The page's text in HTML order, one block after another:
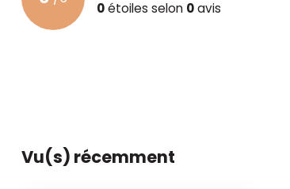
0étoiles selon 0avis
Vu(s) récemment